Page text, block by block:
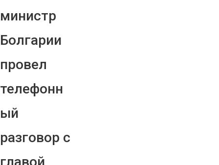
министр
Болгарии
провел
телефонн
ый
разговор с